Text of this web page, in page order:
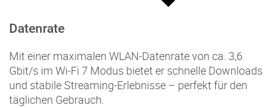
Datenrate
Mit einer maximalen WLAN-Datenrate von ca. 3,6
Gbit/s im Wi‑Fi 7 Modus bietet er schnelle Downloads
und stabile Streaming-Erlebnisse – perfekt für den
täglichen Gebrauch.